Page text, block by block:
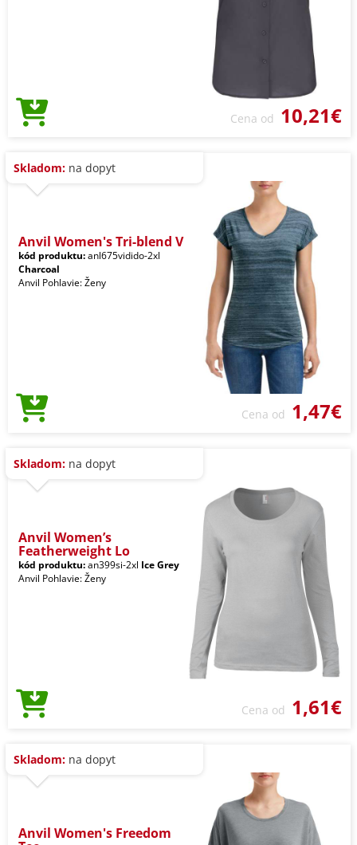
Cena od 10,21€
Skladom: na dopyt
Anvil Women's Tri-blend V
kód produktu:anl675vidido-2xl
Charcoal
Anvil Pohlavie: Ženy
Cena od 1,47€
Skladom: na dopyt
Anvil Women’s
Featherweight Lo
kód produktu:an399si-2xl Ice Grey
Anvil Pohlavie: Ženy
Cena od 1,61€
Skladom: na dopyt
Anvil Women's Freedom